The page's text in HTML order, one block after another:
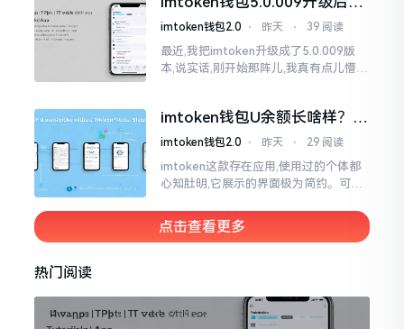
用？老用户实测分享
imtoken钱包2.0 ⋅ 昨天 ⋅ 39 阅读
最近,我把imtoken升级成了5.0.009版
本,说实话,刚开始那阵儿,我真有点儿懵,
imtoken钱包U余额长啥样？截
图这样看
imtoken钱包2.0 ⋅ 昨天 ⋅ 29 阅读
imtoken这款存在应用,使用过的个体都
心知肚明,它展示的界面极为简约。可是,
感受产生些许困惑。
点击查看更多
热门阅读